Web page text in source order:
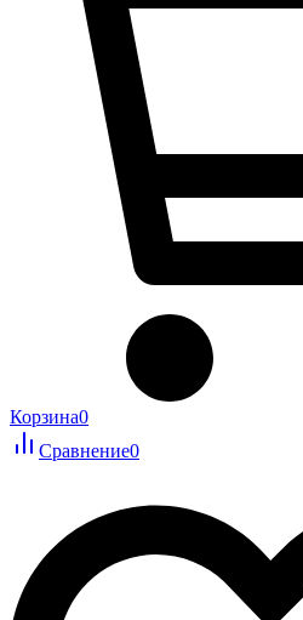
Корзина0
Сравнение0